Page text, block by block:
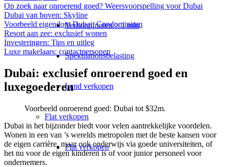
Verkoopfouten > 1 mln
Spekulationsbelasting
Land verkopen
Flat verkopen
Flat verkopen
Op zoek naar onroerend goed? Weersvoorspelling voor Dubai
Dubai van boven: Skyline
Voorbeeld eigendom Dubai: Condominium
Resort aan zee: exclusief wonen
Investeringen: Tips en uitleg
Luxe makelaars: contactpersonen
Dubai: exclusief onroerend goed en
luxegoederen
Voorbeeld onroerend goed: Dubai tot $32m.
Dubai in het bijzonder biedt voor velen aantrekkelijke voordelen.
Wonen in een van ’s werelds metropolen met de beste kansen voor
de eigen carrière, maar ook onderwijs via goede universiteiten, of
het nu voor de eigen kinderen is of voor junior personeel voor
ondernemers.